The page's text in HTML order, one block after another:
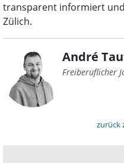
transparent informiert
Zülich.
André
Freiberuflicher
zurück